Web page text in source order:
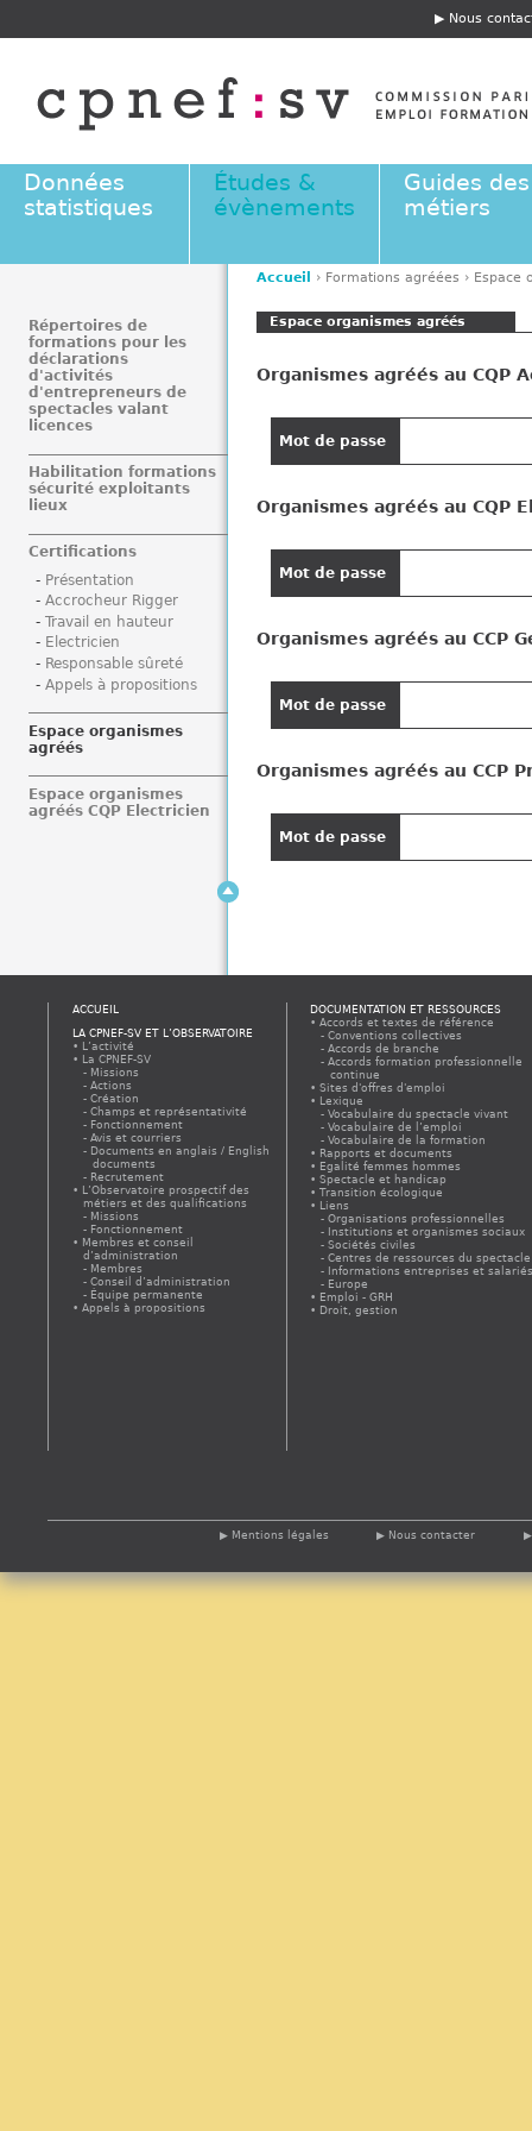
E
t
ê
e
Nous
Données
statistiques
Études &
évènements
Guides des
métiers
s
i
Accueil › Formations agréées › Espace
Espace organismes agréés
Organismes agréés au CQP
Mot de passe
Organismes agréés au CQP
Mot de passe
Organismes agréés au CCP
Mot de passe
Organismes agréés au CCP
Mot de passe
Répertoires de
formations pour les
déclarations
d'activités
d'entrepreneurs de
spectacles valant
licences
Habilitation formations
sécurité exploitants
lieux
Certifications
Présentation
Accrocheur Rigger
Travail en hauteur
Electricien
Responsable sûreté
Appels à propositions
Espace organismes
agréés
Espace organismes
agréés CQP Electricien
ACCUEIL
LA CPNEF-SV ET L’OBSERVATOIRE
L’activité
La CPNEF-SV
Missions
Actions
Création
Champs et représentativité
Fonctionnement
Avis et courriers
Documents en anglais / English
documents
Recrutement
L’Observatoire prospectif des
métiers et des qualifications
Missions
Fonctionnement
Membres et conseil
d’administration
Membres
Conseil d’administration
Équipe permanente
Appels à propositions
DOCUMENTATION ET RESSOURCES
Accords et textes de référence
Conventions collectives
Accords de branche
Accords formation professionnelle
continue
Sites d'offres d'emploi
Lexique
Vocabulaire du spectacle vivant
Vocabulaire de l’emploi
Vocabulaire de la formation
Rapports et documents
Egalité femmes hommes
Spectacle et handicap
Transition écologique
Liens
Organisations professionnelles
Institutions et organismes sociaux
Sociétés civiles
Centres de ressources du spectacle
Informations entreprises et
Europe
Emploi - GRH
Droit, gestion
Mentions légales Nous contacter